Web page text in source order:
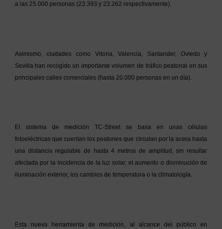
a las 25.000 personas (23.393 y 23.262 respectivamente).
Asimismo, ciudades como Vitoria, Valencia, Santander, Oviedo y
Sevilla han recogido un importante volumen de tráfico peatonal en sus
principales calles comerciales (hasta 20.000 personas en un día).
El sistema de medición TC-Street se basa en unas células
fotoeléctricas que cuentan los peatones que circulan por la acera hasta
una distancia regulable de hasta 4 metros de amplitud, sin resultar
afectada por la incidencia de la luz solar, el aumento o disminución de
iluminación exterior, los cambios de temperatura o la climatología.
Esta nueva herramienta de medición, al alcance del público en